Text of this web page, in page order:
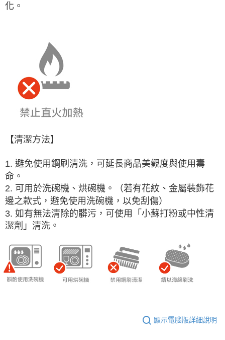
化。
【清潔方法】
1. 避免使用鋼刷清洗，可延長商品美觀度與使用壽
命。
2. 可用於洗碗機、烘碗機。（若有花紋、金屬裝飾花
邊之款式，避免使用洗碗機，以免刮傷）
3. 如有無法清除的髒污，可使用「小蘇打粉或中性清
潔劑」清洗。
顯示電腦版詳細說明